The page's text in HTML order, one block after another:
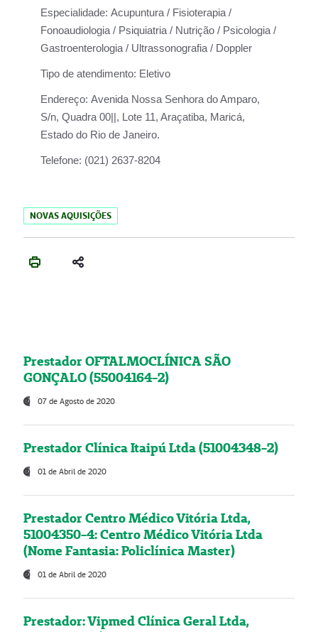
Especialidade: Acupuntura / Fisioterapia /
Fonoaudiologia / Psiquiatria / Nutrição / Psicologia /
Gastroenterologia / Ultrassonografia / Doppler
Tipo de atendimento: Eletivo
Endereço: Avenida Nossa Senhora do Amparo,
S/n, Quadra 00||, Lote 11, Araçatiba, Maricá,
Estado do Rio de Janeiro.
Telefone: (021) 2637-8204
NOVAS AQUISIÇÕES
Prestador OFTALMOCLÍNICA SÃO
GONÇALO (55004164-2)
07 de Agosto de 2020
Prestador Clínica Itaipú Ltda (51004348-2)
01 de Abril de 2020
Prestador Centro Médico Vitória Ltda,
51004350-4: Centro Médico Vitória Ltda
(Nome Fantasia: Policlínica Master)
01 de Abril de 2020
Prestador: Vipmed Clínica Geral Ltda,